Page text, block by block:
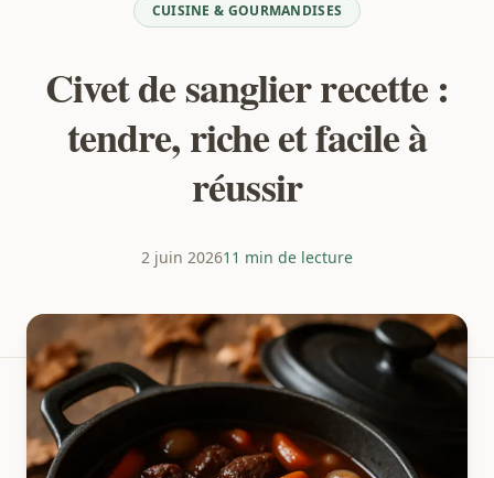
CUISINE & GOURMANDISES
Civet de sanglier recette :
tendre, riche et facile à
réussir
2 juin 202611 min de lecture